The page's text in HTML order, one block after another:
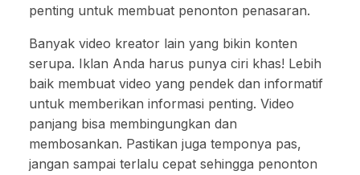
penting untuk membuat penonton penasaran.
Banyak video kreator lain yang bikin konten
serupa. Iklan Anda harus punya ciri khas! Lebih
baik membuat video yang pendek dan informatif
untuk memberikan informasi penting. Video
panjang bisa membingungkan dan
membosankan. Pastikan juga temponya pas,
jangan sampai terlalu cepat sehingga penonton